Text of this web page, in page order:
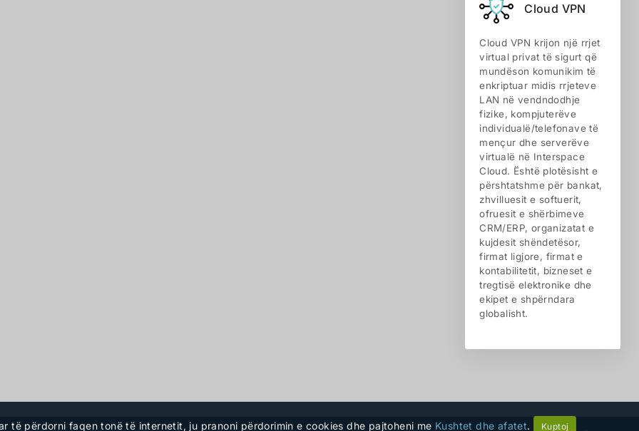
Cloud VPN
Cloud VPN krijon një rrjet
virtual privat të sigurt që
mundëson komunikim të
enkriptuar midis rrjeteve
LAN në vendndodhje
fizike, kompjuterëve
individualë/telefonave të
mençur dhe serverëve
virtualë në Interspace
Cloud. Është plotësisht e
përshtatshme për bankat,
zhvilluesit e softuerit,
ofruesit e shërbimeve
CRM/ERP, organizatat e
kujdesit shëndetësor,
firmat ligjore, firmat e
kontabilitetit, bizneset e
tregtisë elektronike dhe
ekipet e shpërndara
globalisht.
të përdorni faqen tonë të internetit, ju pranoni përdorimin e cookies dhe pajtoheni me Kushtet dhe afatet. Kuptoj